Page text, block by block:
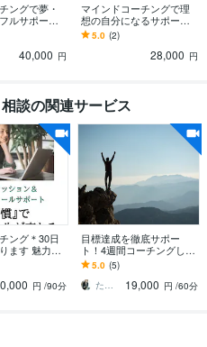
ングで夢・
ルサポート
活用！目標
ム伴走プラ
る！40,000 円
マインドコーチングで理
想の自分になるサポート
します 理想の自分や人生
を言語化。あなたの人生
や思考を望む方向へ導く
5.0 (2)
28,000 円
談の関連サービス
ング＊30日
ます 魅力発
(90分)×30日
ジサポート
円 /90分
目標達成を徹底サポー
ト！4週間コーチングしま
す ダイエット/資格取得/自
分磨き/早起き☆達成・継
続サポート
5.0 (5)
たかぎコーチ【習慣化サポーター】
19,000 円 /60分